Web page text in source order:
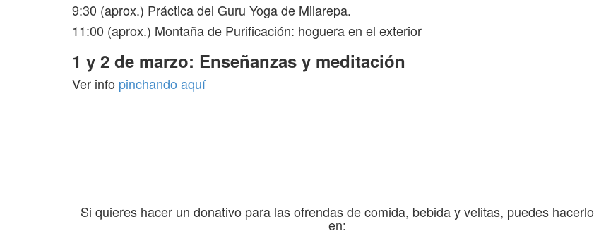
9:30 (aprox.) Práctica del Guru Yoga de Milarepa.
11:00 (aprox.) Montaña de Purificación: hoguera en el exterior
1 y 2 de marzo: Enseñanzas y meditación
Ver info pinchando aquí
Si quieres hacer un donativo para las ofrendas de comida, bebida y velitas, puedes hacerlo
en: